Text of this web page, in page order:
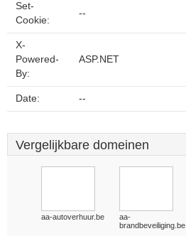
Set-
Cookie:
--
X-
Powered-
By:
ASP.NET
Date: --
Vergelijkbare domeinen
aa-autoverhuur.be
aa-
brandbeveiliging.be